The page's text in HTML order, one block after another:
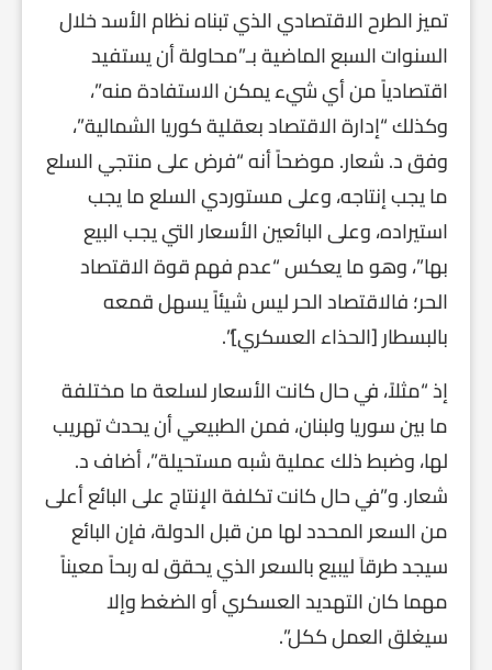
تميز الطرح الاقتصادي الذي تبناه نظام الأسد خلال
السنوات السبع الماضية بـ”محاولة أن يستفيد
اقتصادياً من أي شيء يمكن الاستفادة منه”،
وكذلك “إدارة الاقتصاد بعقلية كوريا الشمالية”،
وفق د. شعار. موضحاً أنه “فرض على منتجي السلع
ما يجب إنتاجه، وعلى مستوردي السلع ما يجب
استيراده، وعلى البائعين الأسعار التي يجب البيع
بها”، وهو ما يعكس “عدم فهم قوة الاقتصاد
الحر؛ فالاقتصاد الحر ليس شيئاً يسهل قمعه
بالبسطار [الحذاء العسكري]”.
إذ “مثلاً، في حال كانت الأسعار لسلعة ما مختلفة
ما بين سوريا ولبنان، فمن الطبيعي أن يحدث تهريب
لها، وضبط ذلك عملية شبه مستحيلة”، أضاف د.
شعار. و”في حال كانت تكلفة الإنتاج على البائع أعلى
من السعر المحدد لها من قبل الدولة، فإن البائع
سيجد طرقاَ ليبيع بالسعر الذي يحقق له ربحاً معيناً
مهما كان التهديد العسكري أو الضغط وإلا
سيغلق العمل ككل”.